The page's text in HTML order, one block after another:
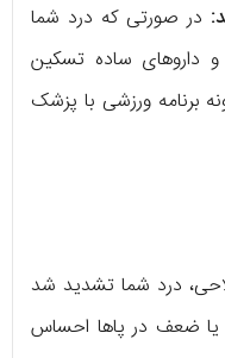
در صورتی که درد شما
داروهای ساده تسکین
برنامه ورزشی با پزشک
درد شما تشدید شد
یا ضعف در پاها احساس